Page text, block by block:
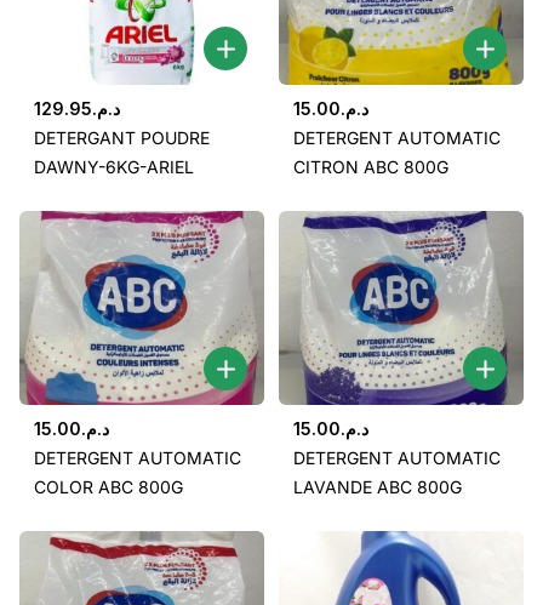
د.م.129.95
DETERGANT POUDRE
DAWNY-6KG-ARIEL
د.م.15.00
DETERGENT AUTOMATIC
CITRON ABC 800G
د.م.15.00
DETERGENT AUTOMATIC
COLOR ABC 800G
د.م.15.00
DETERGENT AUTOMATIC
LAVANDE ABC 800G